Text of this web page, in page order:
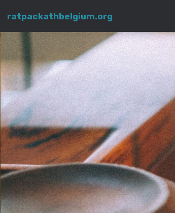
ratpackathbelgium.org